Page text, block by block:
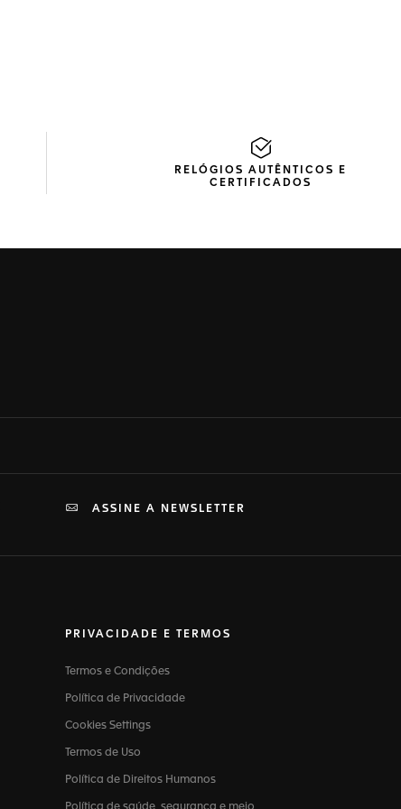
RELÓGIOS AUTÊNTICOS E
CERTIFICADOS
ASSINE A NEWSLETTER
PRIVACIDADE E TERMOS
Termos e Condições
Política de Privacidade
Cookies Settings
Termos de Uso
Política de Direitos Humanos